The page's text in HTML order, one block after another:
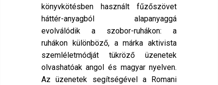
könyvkötésben használt fűzőszövet
háttér-anyagból alapanyaggá
evolválódik a szobor-ruhákon: a
ruhákon különböző, a márka aktivista
szemléletmódját tükröző üzenetek
olvashatóak angol és magyar nyelven.
Az üzenetek segítségével a Romani